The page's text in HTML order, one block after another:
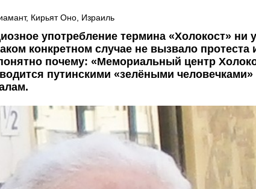
Кирьят Оно, Израиль
употребление термина «Холокост» ни
конкретном случае не вызвало протеста
почему: «Мемориальный центр
путинскими «зелёными человечками»